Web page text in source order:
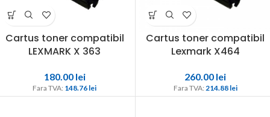
Cartus toner compatibil
LEXMARK X 363
180.00 lei
Fara TVA: 148.76 lei
Cartus toner compatibil
Lexmark X464
260.00 lei
Fara TVA: 214.88 lei